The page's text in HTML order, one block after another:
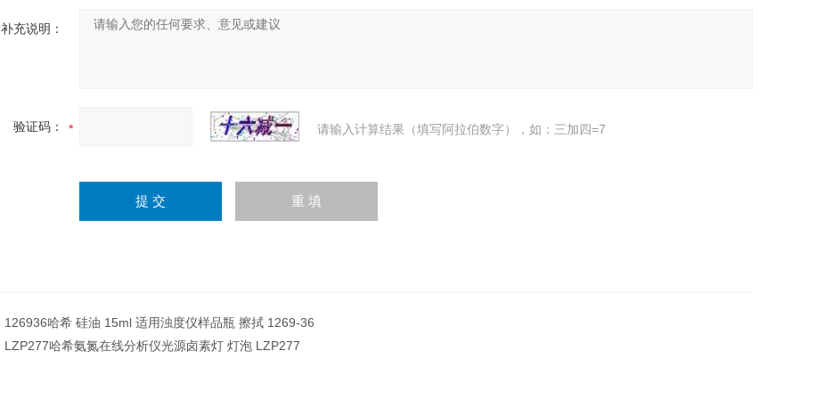
补充说明：
验证码： 请输入计算结果（填写阿拉伯数字），如：三加四=7
126936哈希 硅油 15ml 适用浊度仪样品瓶 擦拭 1269-36
LZP277哈希氨氮在线分析仪光源卤素灯 灯泡 LZP277